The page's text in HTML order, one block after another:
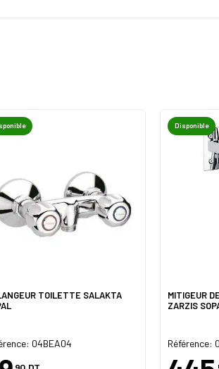
TOILETTE SALAKTA
04BEA04
Disponible
MITIGEUR
ZARZIS
Référence: